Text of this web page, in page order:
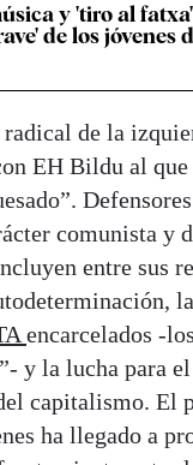
y 'tiro al
de los jóvenes
radical de la
EH Bildu al que
comunista y
entre sus
la
encarcelados -
y la lucha para el
capitalismo. El
ha llegado a